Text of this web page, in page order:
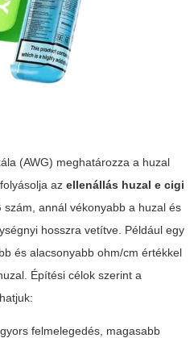
(AWG) meghatározza a huzal
az ellenállás huzal e cigi
annál vékonyabb a huzal és
hosszra vetítve. Például egy
és alacsonyabb ohm/cm értékkel
Építési célok szerint a
felmelegedés, magasabb